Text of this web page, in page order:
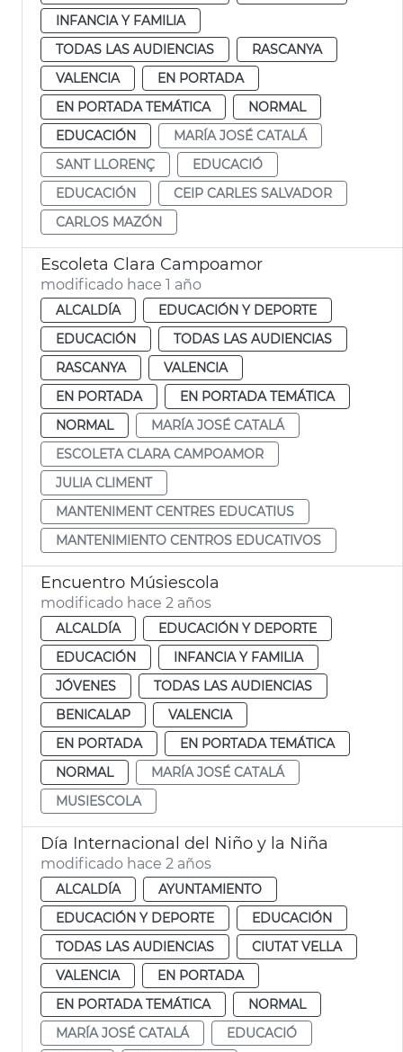
INFANCIA Y FAMILIA
TODAS LAS AUDIENCIAS
RASCANYA
VALENCIA
EN PORTADA
EN PORTADA TEMÁTICA
NORMAL
EDUCACIÓN
MARÍA JOSÉ CATALÁ
SANT LLORENÇ
EDUCACIÓ
EDUCACIÓN
CEIP CARLES SALVADOR
CARLOS MAZÓN
Escoleta Clara Campoamor
modificado hace 1 año
ALCALDÍA
EDUCACIÓN Y DEPORTE
EDUCACIÓN
TODAS LAS AUDIENCIAS
RASCANYA
VALENCIA
EN PORTADA
EN PORTADA TEMÁTICA
NORMAL
MARÍA JOSÉ CATALÁ
ESCOLETA CLARA CAMPOAMOR
JULIA CLIMENT
MANTENIMENT CENTRES EDUCATIUS
MANTENIMIENTO CENTROS EDUCATIVOS
Encuentro Músiescola
modificado hace 2 años
ALCALDÍA
EDUCACIÓN Y DEPORTE
EDUCACIÓN
INFANCIA Y FAMILIA
JÓVENES
TODAS LAS AUDIENCIAS
BENICALAP
VALENCIA
EN PORTADA
EN PORTADA TEMÁTICA
NORMAL
MARÍA JOSÉ CATALÁ
MUSIESCOLA
Día Internacional del Niño y la Niña
modificado hace 2 años
ALCALDÍA
AYUNTAMIENTO
EDUCACIÓN Y DEPORTE
EDUCACIÓN
TODAS LAS AUDIENCIAS
CIUTAT VELLA
VALENCIA
EN PORTADA
EN PORTADA TEMÁTICA
NORMAL
MARÍA JOSÉ CATALÁ
EDUCACIÓ